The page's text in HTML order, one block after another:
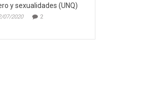
y sexualidades (UNQ)
07/2020 2